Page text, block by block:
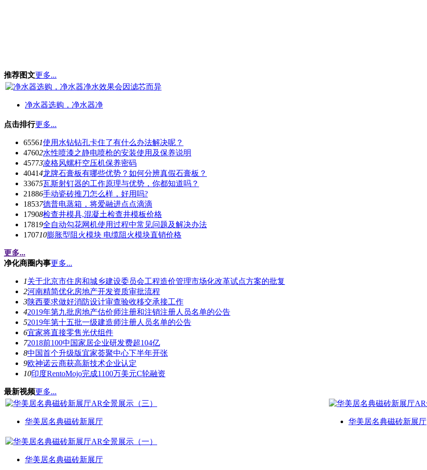
推荐图文更多...
净水器选购，净水器净
点击排行更多...
65561使用水钻钻孔卡住了有什么办法解决呢？
47602水性喷漆之静电喷枪的安装使用及保养说明
45773凌格风螺杆空压机保养密码
40414龙牌石膏板有哪些优势？如何分辨真假石膏板？
33675瓦斯射钉器的工作原理与优势，你都知道吗？
21886手动瓷砖推刀怎么样，好用吗?
18537德普电蒸箱，将爱融进点点滴滴
17908检查井模具,混凝土检查井模板价格
17819全自动勾花网机使用过程中常见问题及解决办法
170710膨胀型阻火模块 电缆阻火模块直销价格
更多...
净化商圈内事更多...
1关于北京市住房和城乡建设委员会工程造价管理市场化改革试点方案的批复
2河南精简优化房地产开发资质审批流程
3陕西要求做好消防设计审查验收移交承接工作
42019年第九批房地产估价师注册和注销注册人员名单的公告
52019年第十五批一级建造师注册人员名单的公告
6宜家将直接零售光伏组件
72018前100中国家居企业研发费超104亿
8中国首个升级版宜家荟聚中心下半年开张
9欧神诺云商获高新技术企业认定
10印度RentoMojo完成1100万美元C轮融资
最新视频更多...
华美居名典磁砖新展厅 华美居名典磁砖新展厅
华美居名典磁砖新展厅